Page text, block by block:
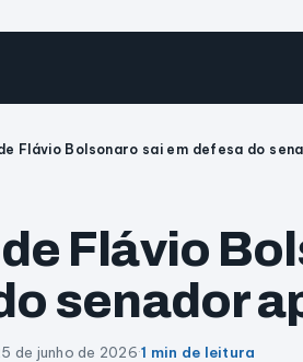
Flávio Bolsonaro sai em defesa do
Flávio
senador
de junho de 2026·1 min de leitura